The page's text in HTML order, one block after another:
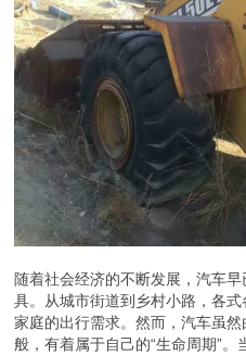
随着社会经济的不断发展，汽车
具。从城市街道到乡村小路，各
家庭的出行需求。然而，汽车虽
般，有着属于自己的“生命周期”